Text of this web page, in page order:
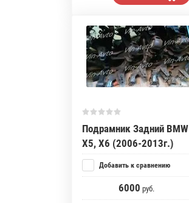
Подрамник Задний BMW
X5, X6 (2006-2013г.)
Добавить к сравнению
6000 руб.